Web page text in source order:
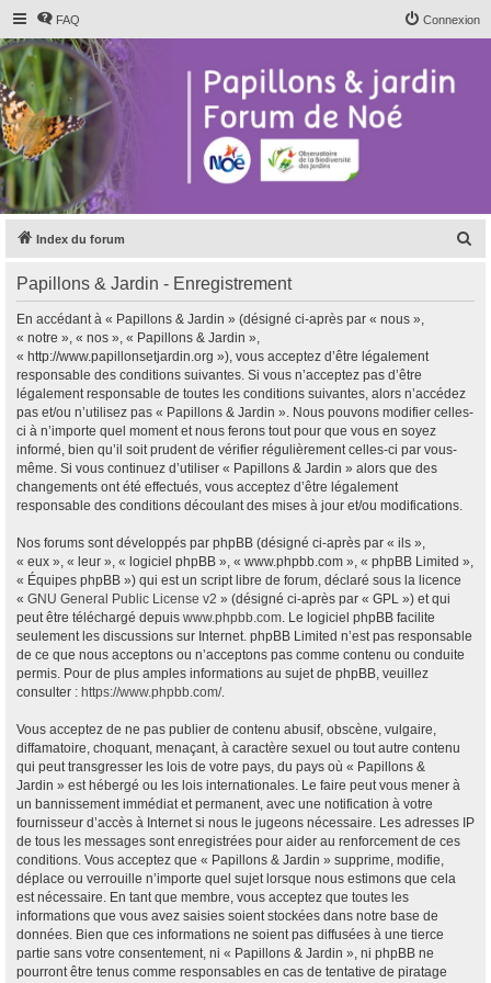
FAQ Connexion
Index du forum
Papillons & Jardin - Enregistrement
En accédant à « Papillons & Jardin » (désigné ci-après par « nous »,
« notre », « nos », « Papillons & Jardin »,
« http://www.papillonsetjardin.org »), vous acceptez d’être légalement
responsable des conditions suivantes. Si vous n’acceptez pas d’être
légalement responsable de toutes les conditions suivantes, alors n’accédez
pas et/ou n’utilisez pas « Papillons & Jardin ». Nous pouvons modifier celles-
ci à n’importe quel moment et nous ferons tout pour que vous en soyez
informé, bien qu’il soit prudent de vérifier régulièrement celles-ci par vous-
même. Si vous continuez d’utiliser « Papillons & Jardin » alors que des
changements ont été effectués, vous acceptez d’être légalement
responsable des conditions découlant des mises à jour et/ou modifications.
Nos forums sont développés par phpBB (désigné ci-après par « ils »,
« eux », « leur », « logiciel phpBB », « www.phpbb.com », « phpBB Limited »,
« Équipes phpBB ») qui est un script libre de forum, déclaré sous la licence
« GNU General Public License v2 » (désigné ci-après par « GPL ») et qui
peut être téléchargé depuis www.phpbb.com. Le logiciel phpBB facilite
seulement les discussions sur Internet. phpBB Limited n’est pas responsable
de ce que nous acceptons ou n’acceptons pas comme contenu ou conduite
permis. Pour de plus amples informations au sujet de phpBB, veuillez
consulter : https://www.phpbb.com/.
Vous acceptez de ne pas publier de contenu abusif, obscène, vulgaire,
diffamatoire, choquant, menaçant, à caractère sexuel ou tout autre contenu
qui peut transgresser les lois de votre pays, du pays où « Papillons &
Jardin » est hébergé ou les lois internationales. Le faire peut vous mener à
un bannissement immédiat et permanent, avec une notification à votre
fournisseur d’accès à Internet si nous le jugeons nécessaire. Les adresses IP
de tous les messages sont enregistrées pour aider au renforcement de ces
conditions. Vous acceptez que « Papillons & Jardin » supprime, modifie,
déplace ou verrouille n’importe quel sujet lorsque nous estimons que cela
est nécessaire. En tant que membre, vous acceptez que toutes les
informations que vous avez saisies soient stockées dans notre base de
données. Bien que ces informations ne soient pas diffusées à une tierce
partie sans votre consentement, ni « Papillons & Jardin », ni phpBB ne
pourront être tenus comme responsables en cas de tentative de piratage